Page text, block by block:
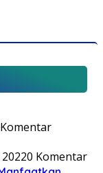
0 Komentar